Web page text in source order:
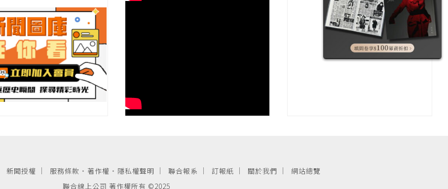
新聞授權 服務條款 · 著作權 · 隱私權聲明 聯合報系 訂報紙 關於我們
網站總覽
聯合線上公司 著作權所有 ©2025